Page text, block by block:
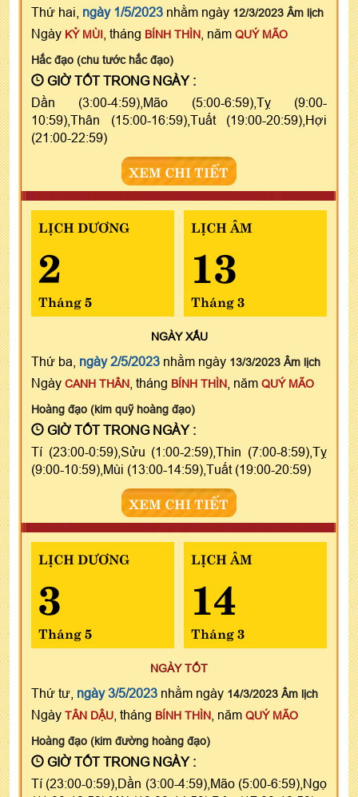
Thứ hai, ngày 1/5/2023 nhằm ngày 12/3/2023 Âm lịch
Ngày KỶ MÙI , tháng BÍNH THÌN , năm QUÝ MÃO
Hắc đạo (chu tước hắc đạo)
GIỜ TỐT TRONG NGÀY :
Dần (3:00-4:59),Mão (5:00-6:59),Tỵ (9:00-
10:59),Thân (15:00-16:59),Tuất (19:00-20:59),Hợi
(21:00-22:59)
XEM CHI TIẾT
LỊCH DƯƠNG
2
Tháng 5
LỊCH ÂM
13
Tháng 3
NGÀYXẤU
Thứ ba, ngày 2/5/2023 nhằm ngày 13/3/2023 Âm lịch
Ngày CANH THÂN , tháng BÍNH THÌN , năm QUÝ MÃO
Hoàng đạo (kim quỹ hoàng đạo)
GIỜ TỐT TRONG NGÀY :
Tí (23:00-0:59),Sửu (1:00-2:59),Thìn (7:00-8:59),Tỵ
(9:00-10:59),Mùi (13:00-14:59),Tuất (19:00-20:59)
XEM CHI TIẾT
LỊCH DƯƠNG
3
Tháng 5
LỊCH ÂM
14
Tháng 3
NGÀY TỐT
Thứ tư, ngày 3/5/2023 nhằm ngày 14/3/2023 Âm lịch
Ngày TÂN DẬU , tháng BÍNH THÌN , năm QUÝ MÃO
Hoàng đạo (kim đường hoàng đạo)
GIỜ TỐT TRONG NGÀY :
Tí (23:00-0:59),Dần (3:00-4:59),Mão (5:00-6:59),Ngọ